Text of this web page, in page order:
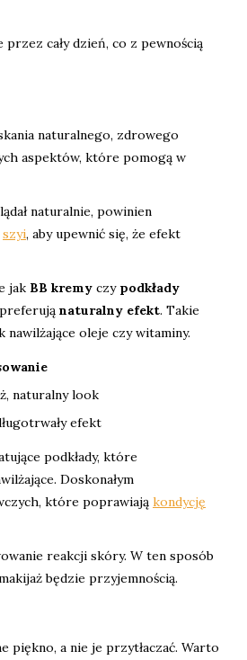
cały dzień, co z pewnością
naturalnego, zdrowego
aspektów, które pomogą w
naturalnie, powinien
szyi, aby upewnić się, że efekt
jak BB kremy czy podkłady
naturalny efekt. Takie
oleje czy witaminy.
naturalny look
efekt
podkłady, które
Doskonałym
które poprawiają kondycję
reakcji skóry. W ten sposób
będzie przyjemnością.
piękno, a nie je przytłaczać. Warto